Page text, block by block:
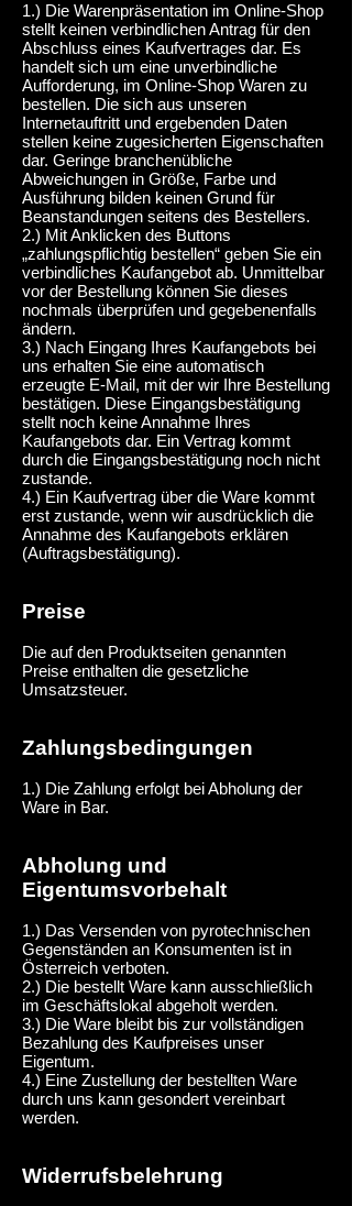
1.) Die Warenpräsentation im Online-Shop
stellt keinen verbindlichen Antrag für den
Abschluss eines Kaufvertrages dar. Es
handelt sich um eine unverbindliche
Aufforderung, im Online-Shop Waren zu
bestellen. Die sich aus unseren
Internetauftritt und ergebenden Daten
stellen keine zugesicherten Eigenschaften
dar. Geringe branchenübliche
Abweichungen in Größe, Farbe und
Ausführung bilden keinen Grund für
Beanstandungen seitens des Bestellers.
2.) Mit Anklicken des Buttons
„zahlungspflichtig bestellen“ geben Sie ein
verbindliches Kaufangebot ab. Unmittelbar
vor der Bestellung können Sie dieses
nochmals überprüfen und gegebenenfalls
ändern.
3.) Nach Eingang Ihres Kaufangebots bei
uns erhalten Sie eine automatisch
erzeugte E-Mail, mit der wir Ihre Bestellung
bestätigen. Diese Eingangsbestätigung
stellt noch keine Annahme Ihres
Kaufangebots dar. Ein Vertrag kommt
durch die Eingangsbestätigung noch nicht
zustande.
4.) Ein Kaufvertrag über die Ware kommt
erst zustande, wenn wir ausdrücklich die
Annahme des Kaufangebots erklären
(Auftragsbestätigung).
Preise
Die auf den Produktseiten genannten
Preise enthalten die gesetzliche
Umsatzsteuer.
Zahlungsbedingungen
1.) Die Zahlung erfolgt bei Abholung der
Ware in Bar.
Abholung und
Eigentumsvorbehalt
1.) Das Versenden von pyrotechnischen
Gegenständen an Konsumenten ist in
Österreich verboten.
2.) Die bestellt Ware kann ausschließlich
im Geschäftslokal abgeholt werden.
3.) Die Ware bleibt bis zur vollständigen
Bezahlung des Kaufpreises unser
Eigentum.
4.) Eine Zustellung der bestellten Ware
durch uns kann gesondert vereinbart
werden.
Widerrufsbelehrung